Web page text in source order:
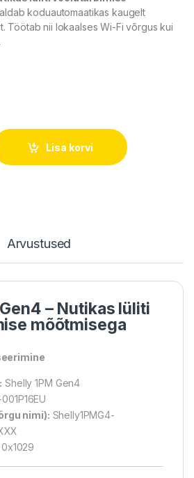
koduautomaatikas kaugelt
Töötab nii lokaalses Wi-Fi võrgus kui
lüliti voolutarbimise mõõtmisega
Lisa korvi
Arvustused
– Nutikas lüliti
mõõtmisega
Shelly 1PM Gen4
nimi): Shelly1PMG4-
0x1029